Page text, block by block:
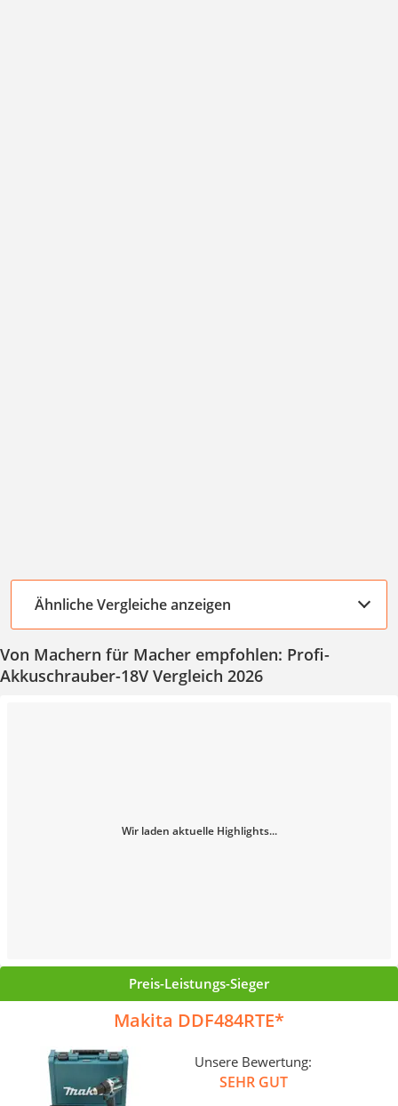
Ähnliche Vergleiche anzeigen
Von Machern für Macher empfohlen: Profi-
Akkuschrauber-18V Vergleich 2026
Wir laden aktuelle Highlights...
Preis-Leistungs-Sieger
Makita DDF484RTE
Unsere Bewertung:
SEHR GUT